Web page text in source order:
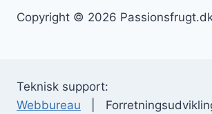
Copyright © 2026
Teknisk support:
Webbureau |